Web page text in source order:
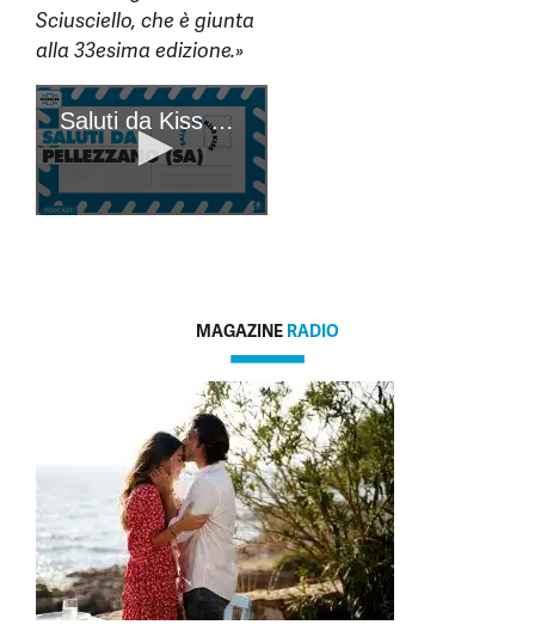
Sciusciello, che è giunta
alla 33esima edizione.»
MAGAZINE RADIO